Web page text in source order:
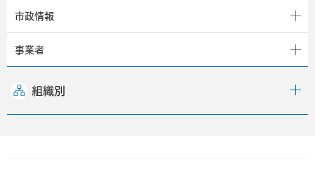
市政情報
事業者
組織別